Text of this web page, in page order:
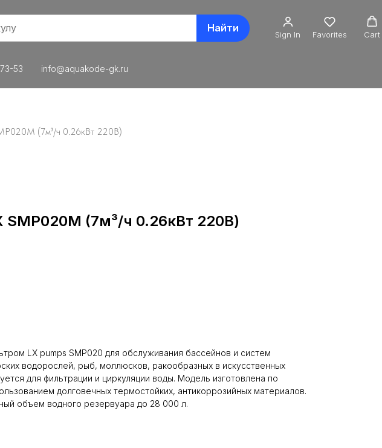
Найти
Sign In Favorites Cart
53 info@aquakode-gk.ru
(7м³/ч 0.26кВт 220В)
SMP020M (7м³/ч 0.26кВт 220В)
LX pumps SMP020 для обслуживания бассейнов и систем
водорослей, рыб, моллюсков, ракообразных в искусственных
для фильтрации и циркуляции воды. Модель изготовлена по
долговечных термостойких, антикоррозийных материалов.
объем водного резервуара до 28 000 л.